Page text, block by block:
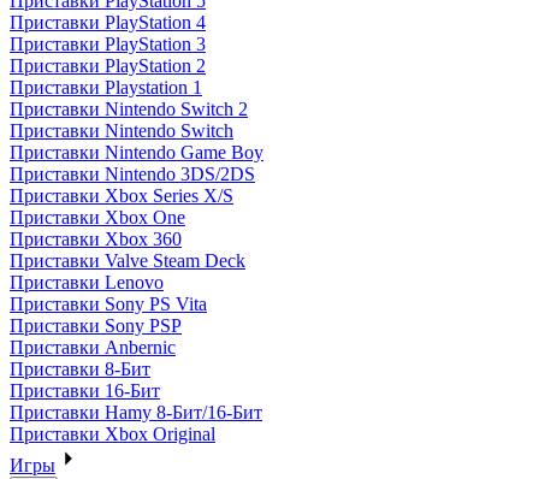
Приставки PlayStation 4
Приставки PlayStation 3
Приставки PlayStation 2
Приставки Playstation 1
Приставки Nintendo Switch 2
Приставки Nintendo Switch
Приставки Nintendo Game Boy
Приставки Nintendo 3DS/2DS
Приставки Xbox Series X/S
Приставки Xbox One
Приставки Xbox 360
Приставки Valve Steam Deck
Приставки Lenovo
Приставки Sony PS Vita
Приставки Sony PSP
Приставки Anbernic
Приставки 8-Бит
Приставки 16-Бит
Приставки Hamy 8-Бит/16-Бит
Приставки Xbox Original
Игры